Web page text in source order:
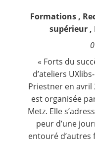
Qui sommes nous ?
Nous suivre
Formations,
supérieur,
« Forts du
d’ateliers
Priestner en avril
est organisée
Metz. Elle
peur d’une
entouré